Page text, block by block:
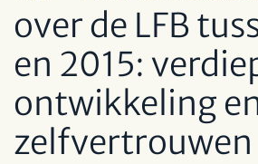
over de LFB
en 2015:
ontwikkeling
zelfvertrouwen